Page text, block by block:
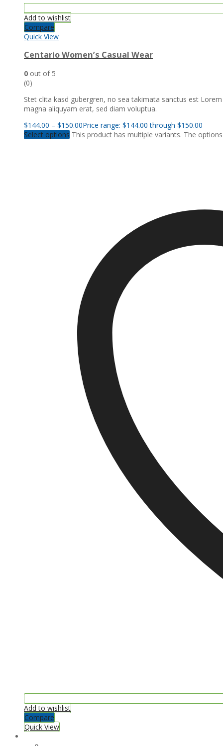
Add to wishlist
Compare
Quick View
Centario Women’s Casual Wear
0 out of 5
(0)
Stet clita kasd gubergren, no sea takimata sanctus est
magna aliquyam erat, sed diam voluptua.
$144.00 – $150.00Price range: $144.00 through $150.00
Select options This product has multiple variants. The
Add to wishlist
Compare
Quick View